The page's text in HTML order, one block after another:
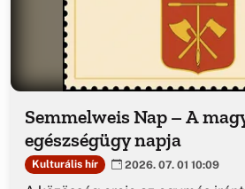
Semmelweis Nap – A
egészségügy napja
Kulturális hír 2026. 07. 01 10:09